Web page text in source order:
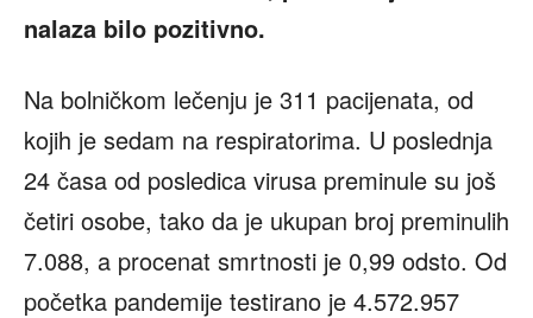
nalaza bilo pozitivno.
Na bolničkom lečenju je 311 pacijenata, od
kojih je sedam na respiratorima. U poslednja
24 časa od posledica virusa preminule su još
četiri osobe, tako da je ukupan broj preminulih
7.088, a procenat smrtnosti je 0,99 odsto. Od
početka pandemije testirano je 4.572.957